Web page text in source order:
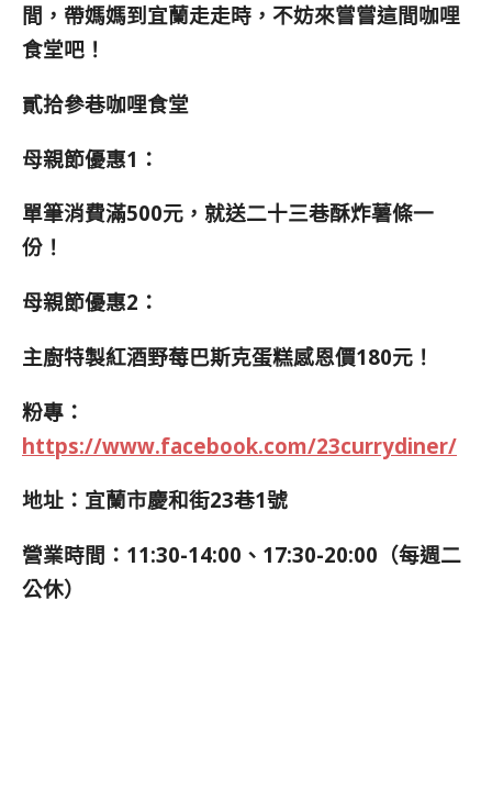
間，帶媽媽到宜蘭走走時，不妨來嘗嘗這間咖哩
食堂吧！
貳拾參巷咖哩食堂
母親節優惠1：
單筆消費滿500元，就送二十三巷酥炸薯條一
份！
母親節優惠2：
主廚特製紅酒野莓巴斯克蛋糕感恩價180元！
粉專：
https://www.facebook.com/23currydiner/
地址：宜蘭市慶和街23巷1號
營業時間：11:30-14:00、17:30-20:00（每週二
公休）